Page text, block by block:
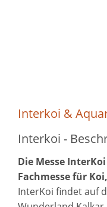
Interkoi &
Interkoi -
Die Messe
Fachmesse für
InterKoi findet auf